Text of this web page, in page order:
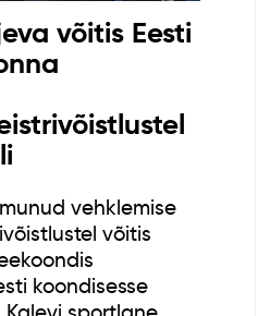
võitis Eesti
vehklemise
võitis
koondisesse